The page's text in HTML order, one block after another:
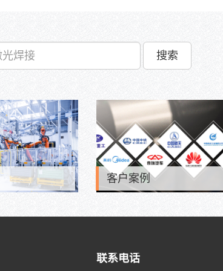
搜索
客户案例
联系电话